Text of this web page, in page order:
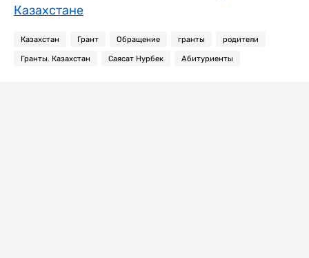
Казахстане
Казахстан Грант Обращение гранты родители
Гранты. Казахстан Саясат Нурбек Абитуриенты